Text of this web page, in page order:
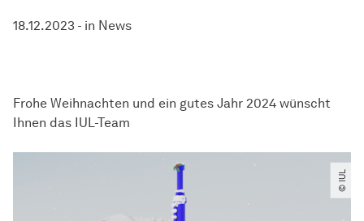
18.12.2023 - in News
Frohe Weihnachten und ein gutes Jahr 2024 wünscht
Ihnen das IUL-Team
© IUL